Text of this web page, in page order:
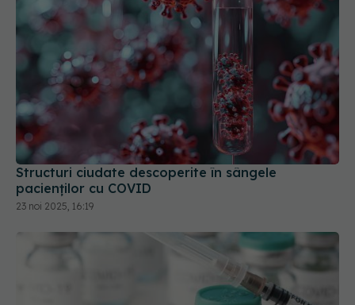
Structuri ciudate descoperite în sângele
pacienților cu COVID
23 noi 2025, 16:19